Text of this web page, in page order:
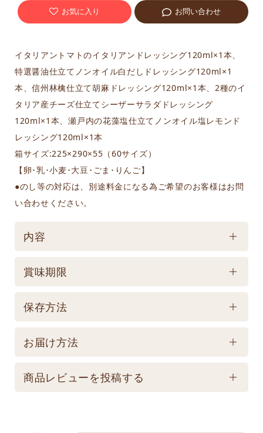
イタリアントマトのイタリアンドレッシング120ml×1本、
特選醤油仕立てノンオイル白だしドレッシング120ml×1
本、信州林檎仕立て胡麻ドレッシング120ml×1本、2種のイ
タリア産チーズ仕立てシーザーサラダドレッシング
120ml×1本、瀬戸内の花藻塩仕立てノンオイル塩レモンド
レッシング120ml×1本
箱サイズ:225×290×55（60サイズ）
【卵･乳･小麦･大豆･ごま･りんご】
●のし等の対応は、別途料金になる為ご希望のお客様はお問
い合わせください。
お気に入り お問い合わせ
内容
ケース／入数
賞味期限
賞味期限
お届け商品とは異なります。】
保存方法
保存方法
保存は避けてください。
お届け方法
配送方法
商品レビューを投稿する